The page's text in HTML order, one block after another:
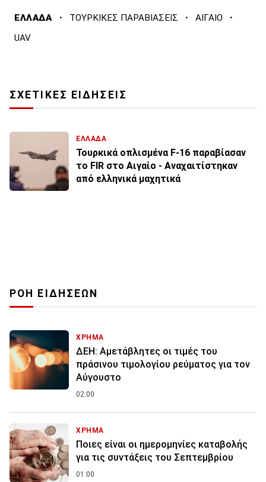
ΕΛΛΑΔΑ · ΤΟΥΡΚΙΚΕΣ ΠΑΡΑΒΙΑΣΕΙΣ · ΑΙΓΑΙΟ ·
UAV
ΣΧΕΤΙΚΕΣ ΕΙΔΗΣΕΙΣ
ΕΛΛΑΔΑ
Τουρκικά οπλισμένα F-16 παραβίασαν
το FIR στο Αιγαίο - Αναχαιτίστηκαν
από ελληνικά μαχητικά
ΡΟΗ ΕΙΔΗΣΕΩΝ
ΧΡΗΜΑ
ΔΕΗ: Αμετάβλητες οι τιμές του
πράσινου τιμολογίου ρεύματος για τον
Αύγουστο
02:00
ΧΡΗΜΑ
Ποιες είναι οι ημερομηνίες καταβολής
για τις συντάξεις του Σεπτεμβρίου
01:00